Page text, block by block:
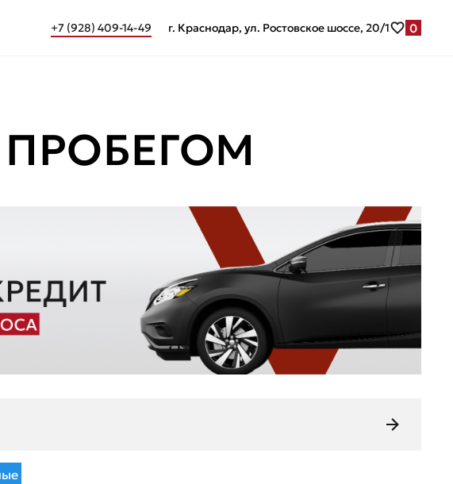
+7 (928) 409-14-49 г. Краснодар, ул. Ростовское шоссе, 20/1 0
ПРОБЕГОМ